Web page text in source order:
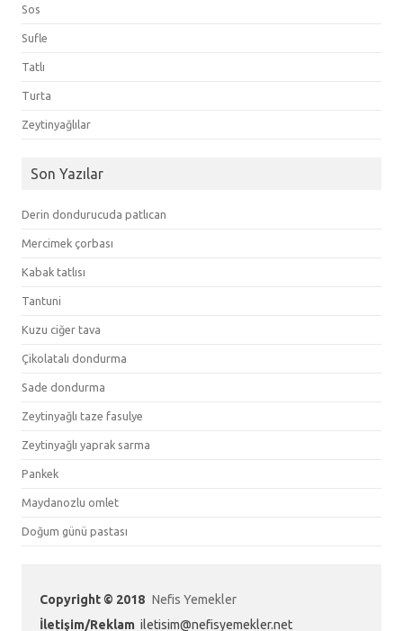
Sos
Sufle
Tatlı
Turta
Zeytinyağlılar
Son Yazılar
Derin dondurucuda patlıcan
Mercimek çorbası
Kabak tatlısı
Tantuni
Kuzu ciğer tava
Çikolatalı dondurma
Sade dondurma
Zeytinyağlı taze fasulye
Zeytinyağlı yaprak sarma
Pankek
Maydanozlu omlet
Doğum günü pastası
Copyright © 2018 Nefis Yemekler
İletişim/Reklam iletisim@nefisyemekler.net